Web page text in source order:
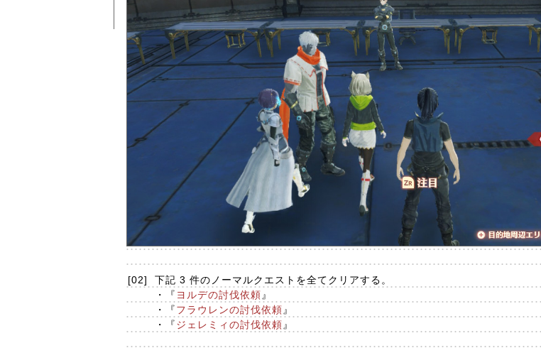
[02]
下記 3 件のノーマルクエストを全てクリアする。
・『 ヨルデの討伐依頼 』
・『フラウレンの討伐依頼 』
・『ジェレミィの討伐依頼 』